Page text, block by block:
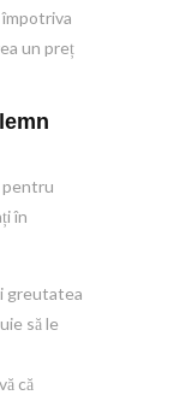
un preț
pentru
în
greutatea
să le
că